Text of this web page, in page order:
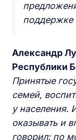
поддержке
Александр
Республики
Принятые
семей,
у населения.
оказывать и
говорил: по